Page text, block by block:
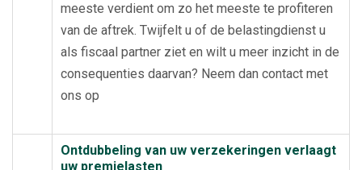
meeste verdient om zo het meeste te profiteren
van de aftrek. Twijfelt u of de belastingdienst u
als fiscaal partner ziet en wilt u meer inzicht in de
consequenties daarvan? Neem dan contact met
ons op
Ontdubbeling van uw verzekeringen verlaagt
uw premielasten